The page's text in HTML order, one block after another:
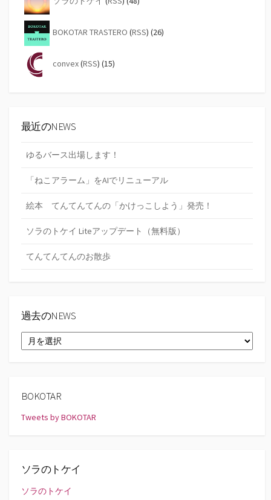
BOKOTAR TRASTERO (RSS) (26)
convex(RSS) (15)
最近のNEWS
ゆるバース出場します！
「ねこアラーム」をAIでリニューアル
絵本 てんてんてんの「かけっこしよう」発売！
ソラのトケイ Liteアップデート（無料版）
てんてんてんのお散歩
過去のNEWS
去
BOKOTAR
Tweets by BOKOTAR
ソラのトケイ
ソラのトケイ